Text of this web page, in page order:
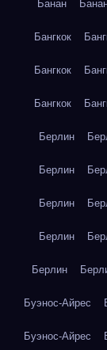
Банан
Бангкок
Бангкок
Бангкок
Берлин
Берлин
Берлин
Берлин
Берлин
Буэнос-Айрес
Буэнос-Айрес